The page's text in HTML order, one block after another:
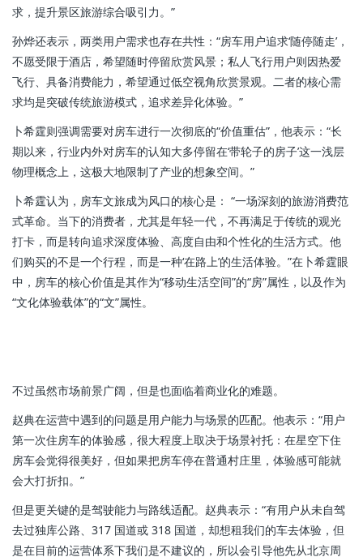
求，提升景区旅游综合吸引力。”
孙烨还表示，两类用户需求也存在共性：“房车用户追求‘随停随走’，
不愿受限于酒店，希望随时停留欣赏风景；私人飞行用户则因热爱
飞行、具备消费能力，希望通过低空视角欣赏景观。二者的核心需
求均是突破传统旅游模式，追求差异化体验。”
卜希霆则强调需要对房车进行一次彻底的“价值重估”，他表示：“长
期以来，行业内外对房车的认知大多停留在‘带轮子的房子’这一浅层
物理概念上，这极大地限制了产业的想象空间。”
卜希霆认为，房车文旅成为风口的核心是： “一场深刻的旅游消费范
式革命。当下的消费者，尤其是年轻一代，不再满足于传统的观光
打卡，而是转向追求深度体验、高度自由和个性化的生活方式。他
们购买的不是一个行程，而是一种‘在路上’的生活体验。”在卜希霆眼
中，房车的核心价值是其作为“移动生活空间”的“房”属性，以及作为
“文化体验载体”的“文”属性。
不过虽然市场前景广阔，但是也面临着商业化的难题。
赵典在运营中遇到的问题是用户能力与场景的匹配。他表示：“用户
第一次住房车的体验感，很大程度上取决于场景衬托：在星空下住
房车会觉得很美好，但如果把房车停在普通村庄里，体验感可能就
会大打折扣。”
但是更关键的是驾驶能力与路线适配。赵典表示：“有用户从未自驾
去过独库公路、317 国道或 318 国道，却想租我们的车去体验，但
是在目前的运营体系下我们是不建议的，所以会引导他先从北京周